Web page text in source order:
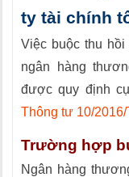
ty tài chính
Việc buộc thu
ngân hàng
được quy định
Thông tư 10/2016/
Trường hợp
Ngân hàng